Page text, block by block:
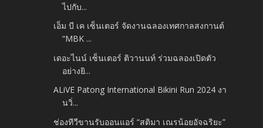
ไปกับ...
เอ็ม บี เค เซ็นเตอร์ จัดงานฉลองเทศกาลสงกานต์
“MBK ...
เดอะไนน์ เซ็นเตอร์ ติวานนท์ ร่วมฉลองเปิดตัว
อย่างยิ...
ALiVE Patong International Bikini Run 2024 งา
นวิ่...
ช่องทีวีขานรับออนแอร์ “สติมา เณรน้อยอัจฉริยะ”